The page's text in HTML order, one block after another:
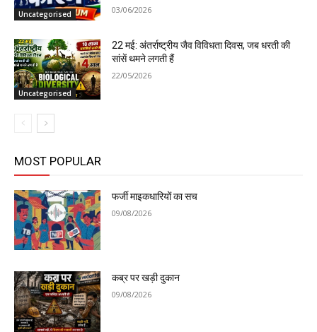
Uncategorised 03/06/2026
Uncategorised
22 मई: अंतर्राष्ट्रीय जैव विविधता दिवस, जब धरती की
सांसें थमने लगती हैं
22/05/2026
MOST POPULAR
फर्जी माइकधारियों का सच
09/08/2026
कब्र पर खड़ी दुकान
09/08/2026